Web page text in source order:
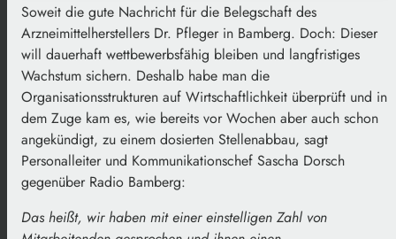
Soweit die gute Nachricht für die Belegschaft des
Arzneimittelherstellers Dr. Pfleger in Bamberg. Doch: Dieser
will dauerhaft wettbewerbsfähig bleiben und langfristiges
Wachstum sichern. Deshalb habe man die
Organisationsstrukturen auf Wirtschaftlichkeit überprüft und in
dem Zuge kam es, wie bereits vor Wochen aber auch schon
angekündigt, zu einem dosierten Stellenabbau, sagt
Personalleiter und Kommunikationschef Sascha Dorsch
gegenüber Radio Bamberg:
Das heißt, wir haben mit einer einstelligen Zahl von